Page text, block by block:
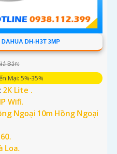
DAHUA DH-H3T 3MP
Bán:
Mại: 5%-35%
2K Lite .
IP Wifi.
Ngoại 10m Hồng Ngoại
Loa.